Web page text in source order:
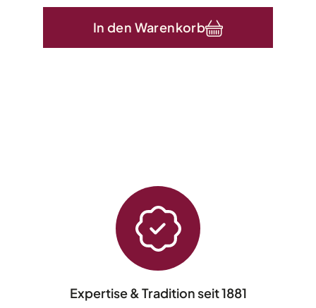
In den Warenkorb
Expertise & Tradition seit 1881